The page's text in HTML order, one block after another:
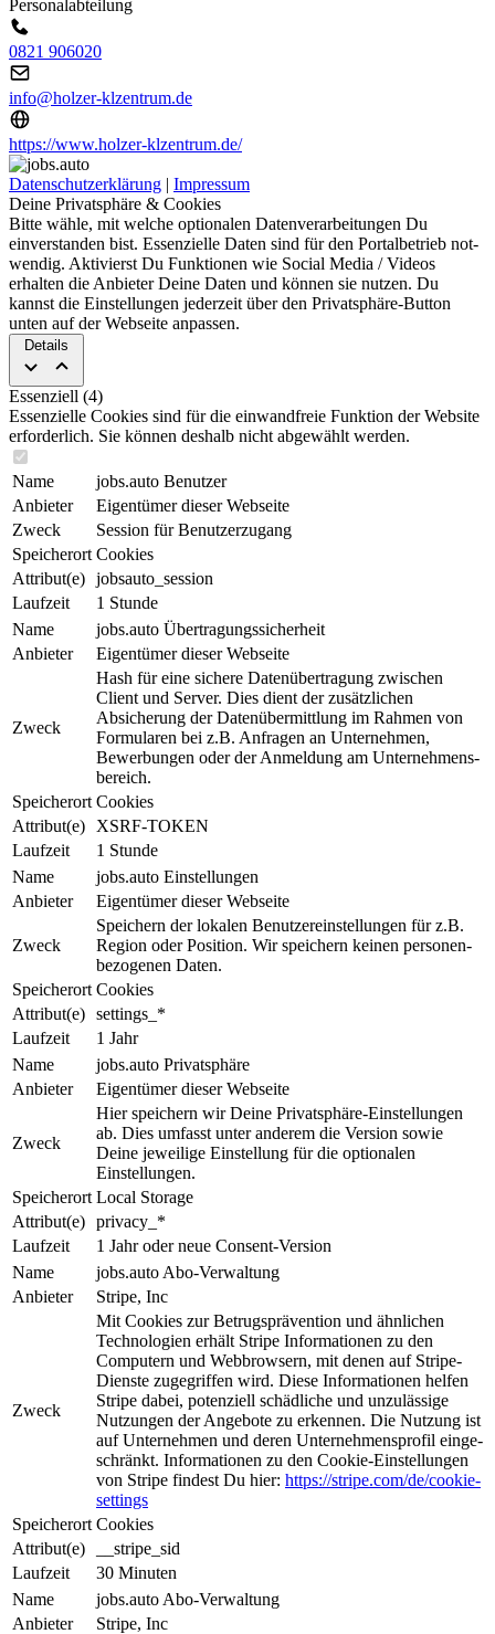
Personalabteilung
0821 906020
info@holzer-klzentrum.de
https://www.holzer-klzentrum.de/
Datenschutzerklärung | Impressum
Deine Privatsphäre & Cookies
Bitte wähle, mit welche optionalen Da­ten­ver­ar­bei­tun­gen Du
einverstanden bist. Es­sen­zi­elle Daten sind für den Portal­betrieb not­
wen­dig. Aktivierst Du Funktionen wie Social Media / Videos
erhalten die Anbieter Deine Daten und können sie nut­zen. Du
kannst die Ein­stel­lun­gen jederzeit über den Privat­sphäre-Button
unten auf der Webseite an­pas­sen.
Details
Essenziell (4)
Essenzielle Cookies sind für die ein­wand­freie Funktion der Website
erforderlich. Sie können deshalb nicht abgewählt werden.
Name
jobs.auto Benutzer
Anbieter
Eigentümer dieser Webseite
Zweck
Session für Benutzerzugang
Speicherort Cookies
Attribut(e) jobsauto_session
Laufzeit
1 Stunde
Name
jobs.auto Übertragungssicherheit
Anbieter
Eigentümer dieser Webseite
Zweck
Hash für eine sichere Da­ten­über­tra­gung zwischen
Client und Ser­ver. Dies dient der zu­sätz­li­chen
Absicherung der Daten­über­mit­tlung im Rahmen von
For­mu­la­ren bei z.B. Anfragen an Unter­neh­men,
Bewerbungen oder der An­mel­dung am Un­ter­neh­mens­
be­reich.
Speicherort Cookies
Attribut(e)
XSRF-TOKEN
Laufzeit
1 Stunde
Name
jobs.auto Einstellungen
Anbieter
Eigentümer dieser Webseite
Zweck
Speichern der lokalen Be­nut­zer­ein­stel­lun­gen für z.B.
Region oder Position. Wir speichern keinen per­so­nen­
be­zo­ge­nen Daten.
Speicherort Cookies
Attribut(e) settings_*
Laufzeit
1 Jahr
Name
jobs.auto Privatsphäre
Anbieter
Eigentümer dieser Webseite
Zweck
Hier speichern wir Deine Privat­sphäre-Ein­stel­lun­gen
ab. Dies um­fasst unter anderem die Ver­sion sowie
Deine jeweilige Ein­stel­lung für die optionalen
Einstellungen.
Speicherort Local Storage
Attribut(e) privacy_*
Laufzeit
1 Jahr oder neue Consent-Version
Name
jobs.auto Abo-Verwaltung
Anbieter
Stripe, Inc
Zweck
Mit Cookies zur Be­trugs­prä­ven­tion und ähnlichen
Tech­nologien erhält Stripe Informationen zu den
Computern und Web­brow­sern, mit denen auf Stripe-
Dienste zugegriffen wird. Diese Informationen helfen
Stripe da­bei, potenziell schädliche und unzulässige
Nutzungen der An­ge­bo­te zu erkennen. Die Nut­zung ist
auf Unternehmen und deren Unternehmensprofil ein­ge­
schrän­kt. Informationen zu den Cookie-Einstellungen
von Stripe findest Du hier: https://stripe.com/de/cookie-
settings
Speicherort Cookies
Attribut(e)
__stripe_sid
Laufzeit
30 Minuten
Name
jobs.auto Abo-Verwaltung
Anbieter
Stripe, Inc